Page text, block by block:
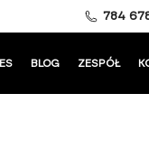
784
BLOG ZESPÓŁ